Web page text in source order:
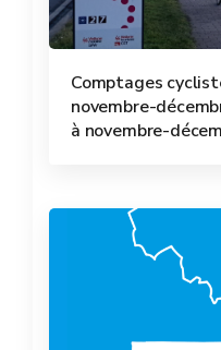
Comptages
novembre-
à novembre-